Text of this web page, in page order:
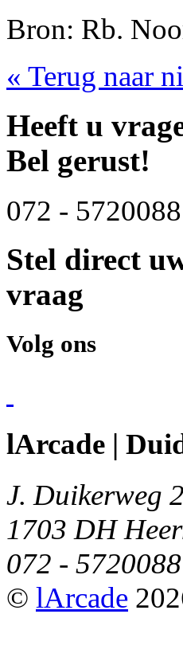
Bron: Rb.
« Terug naar
Heeft u
Bel gerust!
072 - 5720088
Stel direct
vraag
Volg ons
lArcade |
J. Duikerweg 2
1703 DH
072 - 5720088
© lArcade